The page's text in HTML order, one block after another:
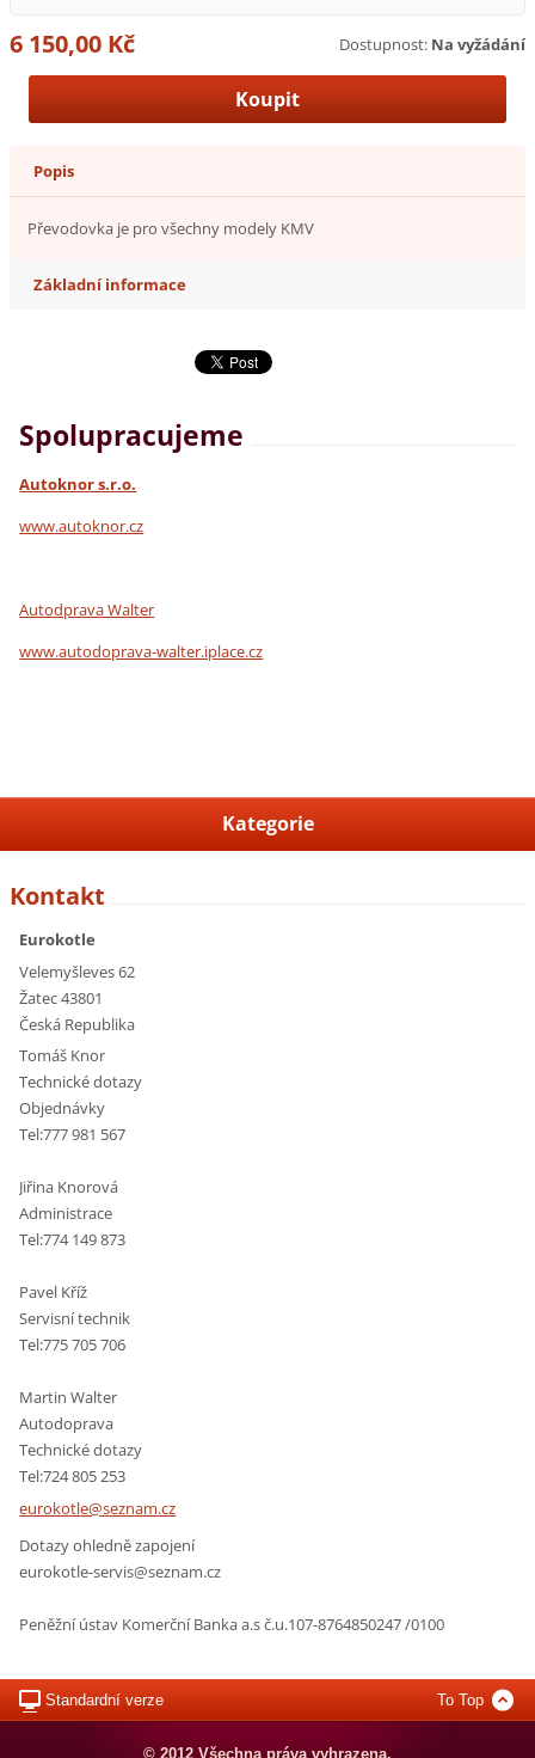
Dostupnost: Na vyžádání
6 150,00 Kč
Popis
Převodovka je pro všechny modely KMV
Základní informace
Spolupracujeme
Autoknor s.r.o.
www.autoknor.cz
Autodprava Walter
www.autodoprava-walter.iplace.cz
Kategorie
Kontakt
Eurokotle
Velemyšleves 62
Žatec 43801
Česká Republika
Tomáš Knor
Technické dotazy
Objednávky
Tel:777 981 567
Jiřina Knorová
Administrace
Tel:774 149 873
Pavel Kříž
Servisní technik
Tel:775 705 706
Martin Walter
Autodoprava
Technické dotazy
Tel:724 805 253
eurokotle@seznam.cz
Dotazy ohledně zapojení
eurokotle-servis@seznam.cz
Peněžní ústav Komerční Banka a.s č.u.107-8764850247 /0100
Standardní verze To Top
© 2012 Všechna práva vyhrazena.